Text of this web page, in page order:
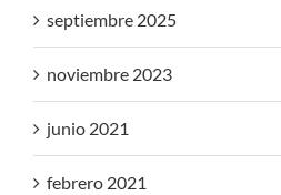
septiembre 2025
noviembre 2023
junio 2021
febrero 2021